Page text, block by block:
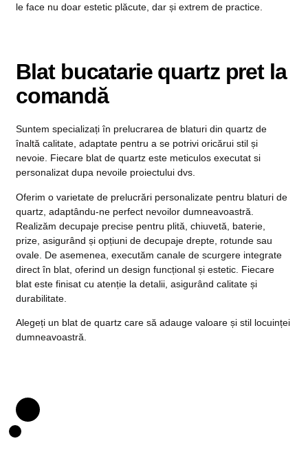
le face nu doar estetic plăcute, dar și extrem de practice.
Blat bucatarie quartz pret la
comandă
Suntem specializați în prelucrarea de blaturi din quartz de
înaltă calitate, adaptate pentru a se potrivi oricărui stil și
nevoie. Fiecare blat de quartz este meticulos executat si
personalizat dupa nevoile proiectului dvs.
Oferim o varietate de prelucrări personalizate pentru blaturi de
quartz, adaptându-ne perfect nevoilor dumneavoastră.
Realizăm decupaje precise pentru plită, chiuvetă, baterie,
prize, asigurând și opțiuni de decupaje drepte, rotunde sau
ovale. De asemenea, executăm canale de scurgere integrate
direct în blat, oferind un design funcțional și estetic. Fiecare
blat este finisat cu atenție la detalii, asigurând calitate și
durabilitate.
Alegeți un blat de quartz care să adauge valoare și stil locuinței
dumneavoastră.